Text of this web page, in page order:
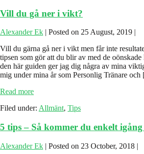
Vill du gå ner i vikt?
Alexander Ek | Posted on 25 August, 2019 |
Vill du gärna gå ner i vikt men får inte
tipsen som gör att du blir av med de
den här guiden ger jag dig några av mina
mig under mina år som Personlig Tränare
Read moreVill
gå
i
Filed under: Allmänt, Tips
5 tips – Så kommer du enkelt
Alexander Ek | Posted on 23 October, 2018 |